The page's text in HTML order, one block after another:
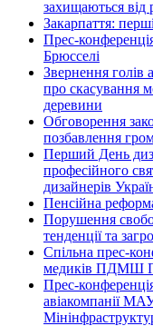
захищаються від
Закарпаття:
Прес-
Брюсселі
Звернення голів
про скасування
деревини
Обговорення
позбавлення
Перший День
професійного
дизайнерів
Пенсійна
Порушення
тенденції та
Спільна прес-
медиків ПДМШ
Прес-
авіакомпанії